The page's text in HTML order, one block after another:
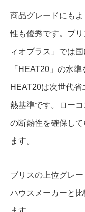
商品グレードにも
性も優秀です。ブ
ィオプラス」では
「HEAT20」の水
HEAT20は次世代
熱基準です。ロー
の断熱性を確保し
ます。
ブリスの上位グレ
ハウスメーカーと